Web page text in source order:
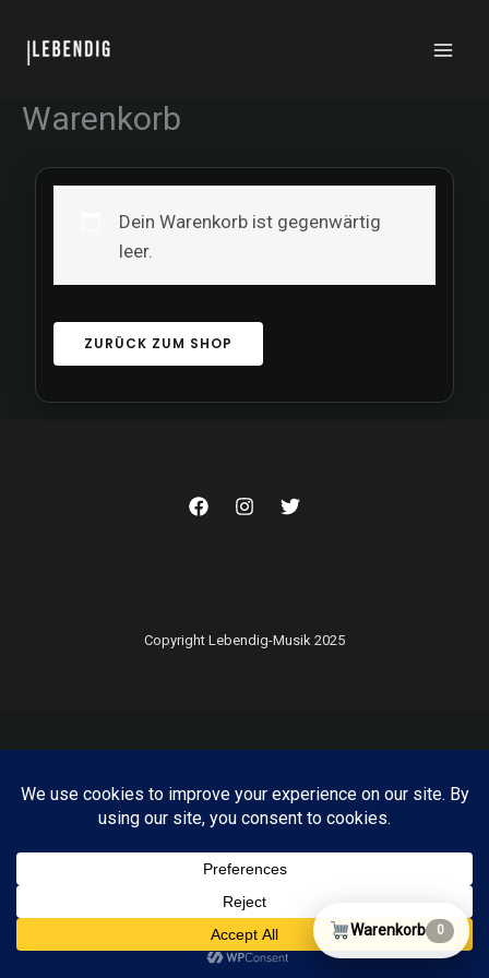
Inhalt
springen
Warenkorb
Dein Warenkorb ist gegenwärtig
leer.
ZURÜCK ZUM SHOP
Copyright Lebendig-Musik 2025
Warenkorb 0